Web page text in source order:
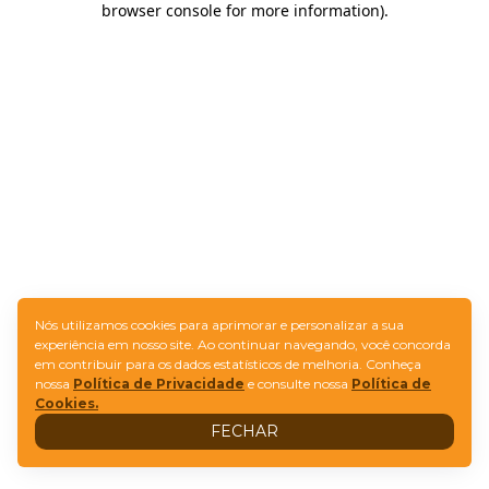
browser console for more information).
Nós utilizamos cookies para aprimorar e personalizar a sua
experiência em nosso site. Ao continuar navegando, você concorda
em contribuir para os dados estatísticos de melhoria. Conheça
nossa Política de Privacidade e consulte nossa Política de
Cookies.
FECHAR